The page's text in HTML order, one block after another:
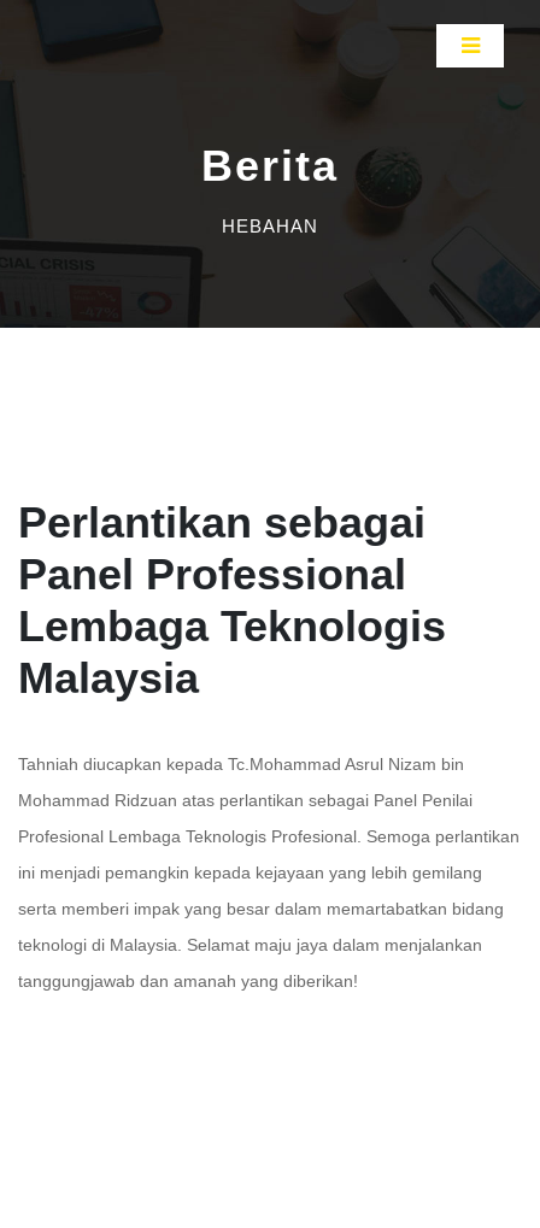
Berita
HEBAHAN
Perlantikan sebagai
Panel Professional
Lembaga Teknologis
Malaysia
Tahniah diucapkan kepada Tc.Mohammad Asrul Nizam bin
Mohammad Ridzuan atas perlantikan sebagai Panel Penilai
Profesional Lembaga Teknologis Profesional. Semoga perlantikan
ini menjadi pemangkin kepada kejayaan yang lebih gemilang
serta memberi impak yang besar dalam memartabatkan bidang
teknologi di Malaysia. Selamat maju jaya dalam menjalankan
tanggungjawab dan amanah yang diberikan!